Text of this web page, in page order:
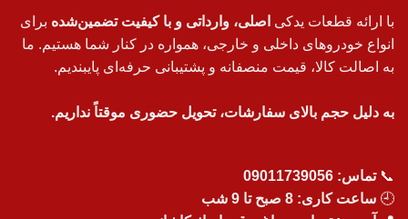
با ارائه قطعات یدکی اصلی، وارداتی و با کیفیت تضمین‌شده برای
انواع خودروهای داخلی و خارجی، همواره در کنار شما هستیم. ما
به اصالت کالا، قیمت منصفانه و پشتیبانی حرفه‌ای پایبندیم.
به دلیل حجم بالای سفارشات، تحویل حضوری موقتاً نداریم.
📞تماس: 09011739056
🕘 ساعت کاری: 8 صبح تا 9 شب